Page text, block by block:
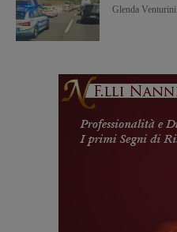
Glenda Venturini